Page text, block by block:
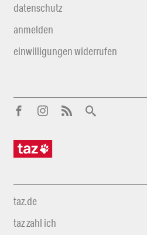
datenschutz
anmelden
einwilligungen widerrufen
taz.de
taz zahl ich